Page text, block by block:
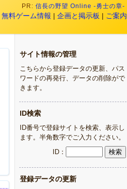
PR: 信長の野望 Online -勇士の章-
無料ゲーム情報 | 企画と掲示板 | ご案内
サイト情報の管理
こちらから登録データの更新、パス
ワードの再発行、データの削除がで
きます。
ID検索
ID番号で登録サイトを検索、表示し
ます。半角数字でご入力ください。
ID：
登録データの更新